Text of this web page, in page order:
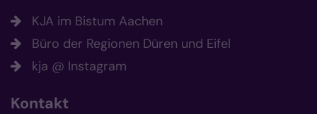
KJA im Bistum Aachen
Büro der Regionen Düren und Eifel
kja @ Instagram
Kontakt